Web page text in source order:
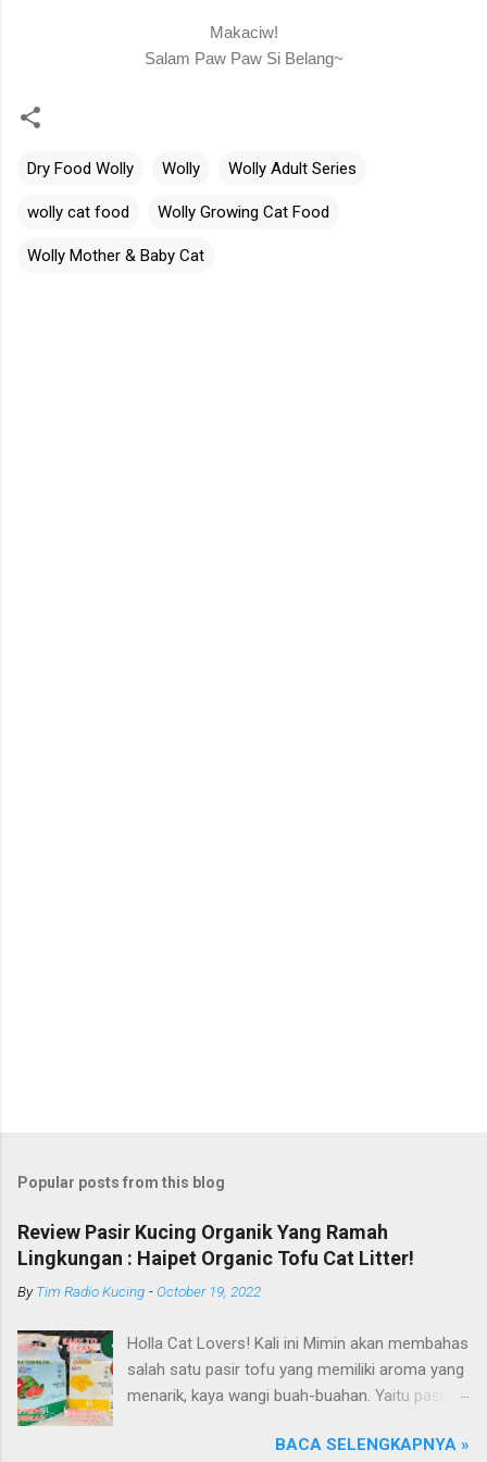
Makaciw!
Salam Paw Paw Si Belang~
Dry Food Wolly Wolly Wolly Adult Series
wolly cat food Wolly Growing Cat Food
Wolly Mother & Baby Cat
Popular posts from this blog
Review Pasir Kucing Organik Yang Ramah
Lingkungan : Haipet Organic Tofu Cat Litter!
ByTim Radio Kucing -October 19, 2022
Holla Cat Lovers! Kali ini Mimin akan membahas
salah satu pasir tofu yang memiliki aroma yang
menarik, kaya wangi buah-buahan. Yaitu pasir
Haipet merupakan salah satu merk produk
BACA SELENGKAPNYA »